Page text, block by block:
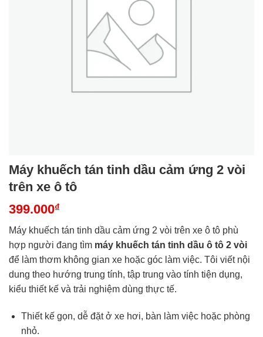
Máy khuếch tán tinh dầu cảm ứng 2 vòi
trên xe ô tô
399.000₫
Máy khuếch tán tinh dầu cảm ứng 2 vòi trên xe ô tô phù
hợp người đang tìm máy khuếch tán tinh dầu ô tô 2 vòi
để làm thơm không gian xe hoặc góc làm việc. Tôi viết nội
dung theo hướng trung tính, tập trung vào tính tiện dụng,
kiểu thiết kế và trải nghiệm dùng thực tế.
Thiết kế gọn, dễ đặt ở xe hơi, bàn làm việc hoặc phòng
nhỏ.